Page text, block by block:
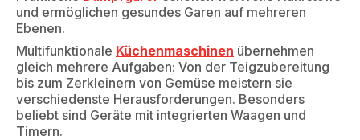
und ermöglichen gesundes Garen auf mehreren
Ebenen.
Multifunktionale Küchenmaschinen übernehmen
gleich mehrere Aufgaben: Von der Teigzubereitung
bis zum Zerkleinern von Gemüse meistern sie
verschiedenste Herausforderungen. Besonders
beliebt sind Geräte mit integrierten Waagen und
Timern.